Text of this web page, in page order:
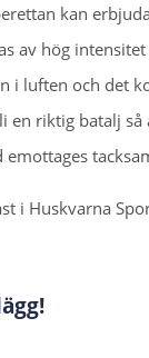
kan
av hög
i luften och det
en riktig batalj så
i Huskvarna